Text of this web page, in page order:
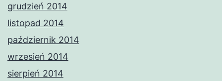
grudzień 2014
listopad 2014
październik 2014
wrzesień 2014
sierpień 2014